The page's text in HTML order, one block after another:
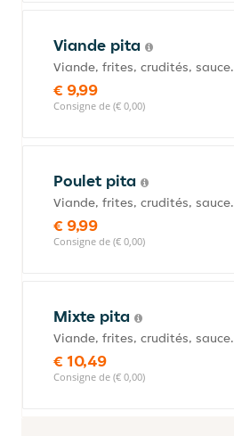
Viande pita
Viande, frites, crudités, sauce.
€ 9,99
Consigne de (€ 0,00)
Poulet pita
Viande, frites, crudités, sauce.
€ 9,99
Consigne de (€ 0,00)
Mixte pita
Viande, frites, crudités, sauce.
€ 10,49
Consigne de (€ 0,00)